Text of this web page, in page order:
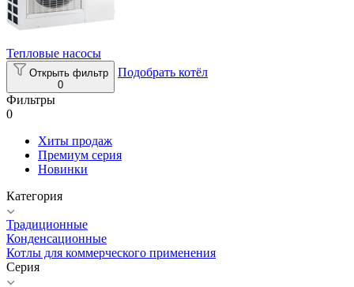
Тепловые насосы
Открыть фильтр
0
Подобрать котёл
Фильтры
0
Хиты продаж
Премиум серия
Новинки
Категория
Традиционные
Конденсационные
Котлы для коммерческого применения
Серия